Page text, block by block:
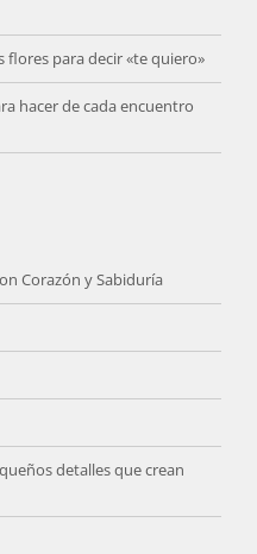
flores para decir «te quiero»
hacer de cada encuentro
Corazón y Sabiduría
detalles que crean